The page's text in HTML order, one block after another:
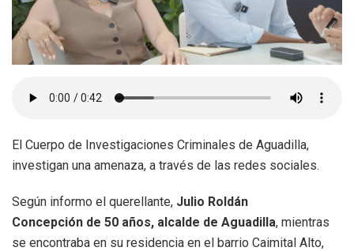
El Cuerpo de Investigaciones Criminales de Aguadilla,
investigan una amenaza, a través de las redes sociales.
Según informo el querellante, Julio Roldán
Concepción de 50 años, alcalde de Aguadilla, mientras
se encontraba en su residencia en el barrio Caimital Alto,